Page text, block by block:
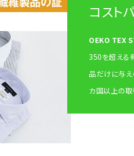
コスト
OEKO TEX
350を超える
品だけに与え
カ国以上の取